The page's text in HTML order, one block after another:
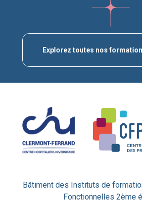
Explorez toutes nos
Bâtiment des Instituts de
Fonctionnelles 2ème